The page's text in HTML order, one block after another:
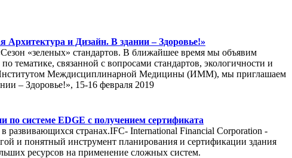
Архитектура и Дизайн. В здании – Здоровье!»
«зеленых» стандартов. В ближайшее время мы объявим
тематике, связанной с вопросами стандартов, экологичности и
с Институтом Междисциплинарной Медицины (ИММ), мы приглашаем
– Здоровье!», 15-16 февраля 2019
по системе EDGE с получением сертификата
развивающихся странах.IFC- International Financial Corporation -
и понятный инструмент планирования и сертификации здания
ресурсов на применение сложных систем.